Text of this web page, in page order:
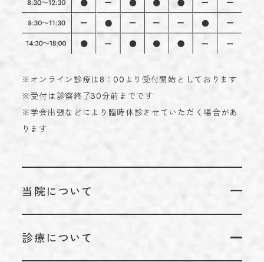
※オンライン診療は8：00より受付開始としております
※受付は診察終了30分前までです
※学会出張などにより臨時休診させていただく場合があ
ります
当院について
代表のあいさつ
診療について